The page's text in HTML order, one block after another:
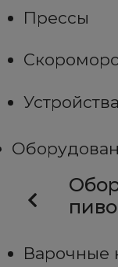
Прессы
Варочные